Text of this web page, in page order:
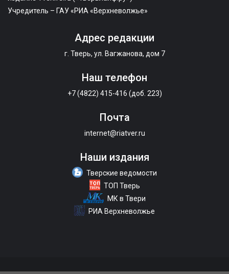
Учредитель – ГАУ «РИА «Верхневолжье»
Адрес редакции
г. Тверь, ул. Вагжанова, дом 7
Наш телефон
+7 (4822) 415-416 (доб. 223)
Почта
internet@riatver.ru
Наши издания
Тверские ведомости
ТОП Тверь
МК в Твери
РИА Верхневолжье